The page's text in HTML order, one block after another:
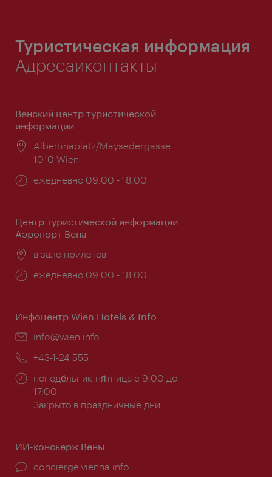
Туристическая информация
Адресаиконтакты
Венский центр туристической
информации
Расположение:
Albertinaplatz/Maysedergasse
1010 Wien
Часы
ежедневно 09:00 - 18:00
Центр туристической информации
Аэропорт Вена
Расположение:
в зале прилетов
Часы
ежедневно 09:00 - 18:00
Инфоцентр Wien Hotels & Info
Эл.
info@wien.info
Телефон:
+43-1-24 555
Часы
работы:
понеде́льник-пя́тница с 9:00 до
17:00
Закрыто в праздничные дни
ИИ-консьерж Вены
concierge.vienna.info